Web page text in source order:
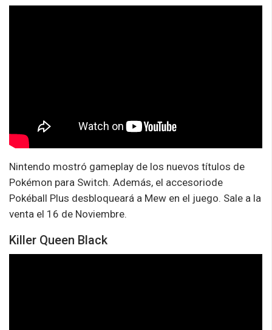
Nintendo mostró gameplay de los nuevos títulos de
Pokémon para Switch. Además, el accesoriode
Pokéball Plus desbloqueará a Mew en el juego. Sale a la
venta el 16 de Noviembre.
Killer Queen Black